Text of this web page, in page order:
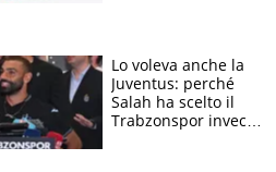
Lo voleva anche la
Juventus: perché
Salah ha scelto il
Trabzonspor invece